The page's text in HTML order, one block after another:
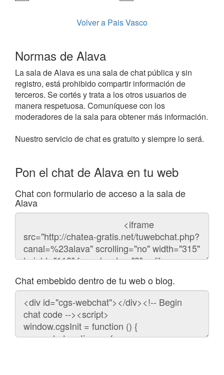
Volver a Pais Vasco
Normas de Alava
La sala de Alava es una sala de chat pública y sin
registro, está prohibido compartir información de
terceros. Se cortés y trata a los otros usuarios de
manera respetuosa. Comuníquese con los
moderadores de la sala para obtener más información.
Nuestro servicio de chat es gratuito y siempre lo será.
Pon el chat de Alava en tu web
Chat con formulario de acceso a la sala de
Alava
Código
chat
Chat embebido dentro de tu web o blog.
Código
para
embeber
chat